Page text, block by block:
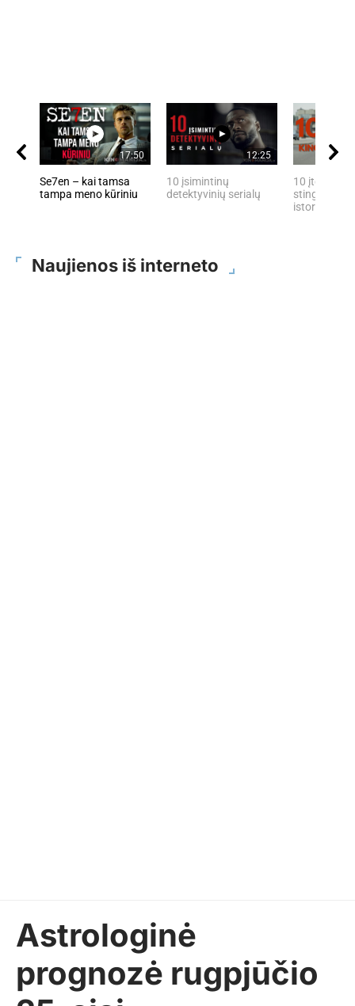
17:50
Se7en – kai tamsa
tampa meno kūriniu
12:25
10 įsimintinų
detektyvinių serialų
10 įtemptų,
stingdančių
istorijų
Naujienos iš interneto
Astrologinė
prognozė rugpjūčio